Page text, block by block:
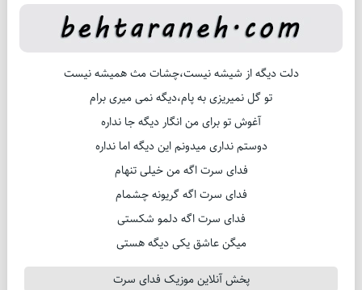
دلت دیگه از شیشه نیست،چشات مث همیشه نیست
تو گل نمیریزی به پام،دیگه نمی میری برام
آغوش تو برای من انگار دیگه جا نداره
دوستم نداری میدونم این دیگه اما نداره
فدای سرت اگه من خیلی تنهام
فدای سرت اگه گریونه چشمام
فدای سرت اگه دلمو شکستی
میگن عاشق یکی دیگه هستی
پخش آنلاین موزیک فدای سرت